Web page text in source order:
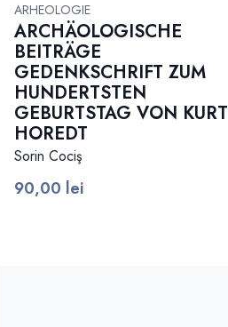
ARHEOLOGIE
ARCHÄOLOGISCHE
BEITRÄGE
GEDENKSCHRIFT ZUM
HUNDERTSTEN
GEBURTSTAG VON KURT
HOREDT
Sorin Cociş
90,00 lei